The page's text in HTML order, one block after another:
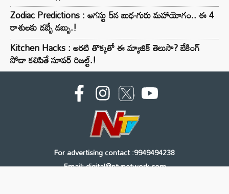
Zodiac Predictions : ఆగస్టు 5న బుధ-గురు మహాయోగం.. ఈ 4
రాశులకు డబ్బే డబ్బు.!
Kitchen Hacks : అరటి తొక్కతో ఈ మ్యాజిక్ తెలుసా? బేకింగ్
సోడా కలిపితే సూపర్ రిజల్ట్.!
For advertising contact :9949494238
Email: digital@ntvnetwork.com